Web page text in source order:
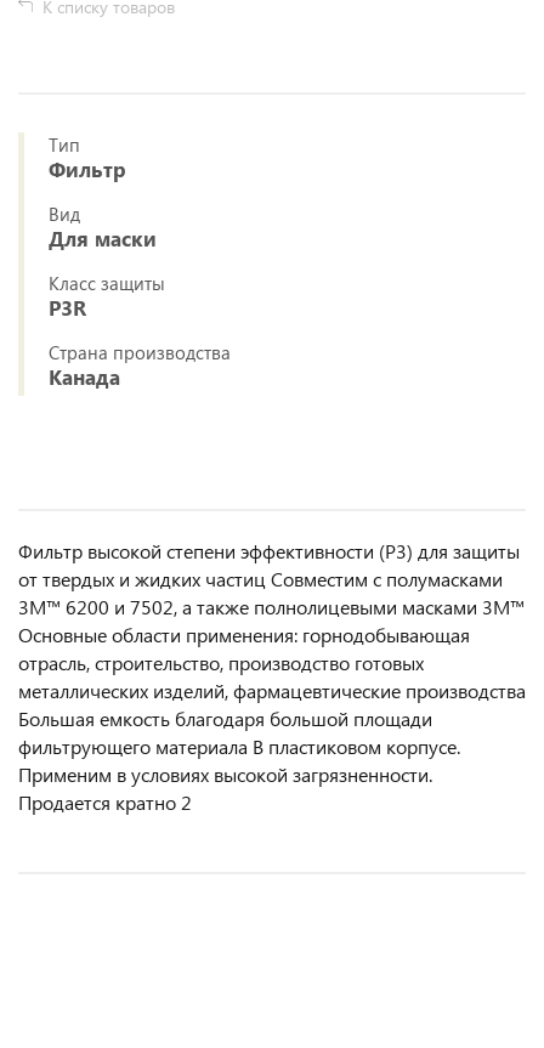
К списку товаров
Тип
Фильтр
Вид
Для маски
Класс защиты
P3R
Страна производства
Канада
Фильтр высокой степени эффективности (P3) для защиты
от твердых и жидких частиц Совместим с полумасками
3M™ 6200 и 7502, а также полнолицевыми масками 3M™
Основные области применения: горнодобывающая
отрасль, строительство, производство готовых
металлических изделий, фармацевтические производства
Большая емкость благодаря большой площади
фильтрующего материала В пластиковом корпусе.
Применим в условиях высокой загрязненности.
Продается кратно 2